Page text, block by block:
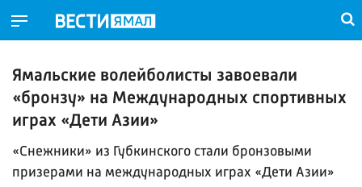
Ямальские волейболисты завоевали
«бронзу» на Международных спортивных
играх «Дети Азии»
«Снежники» из Губкинского стали бронзовыми
призерами на международных играх «Дети Азии»